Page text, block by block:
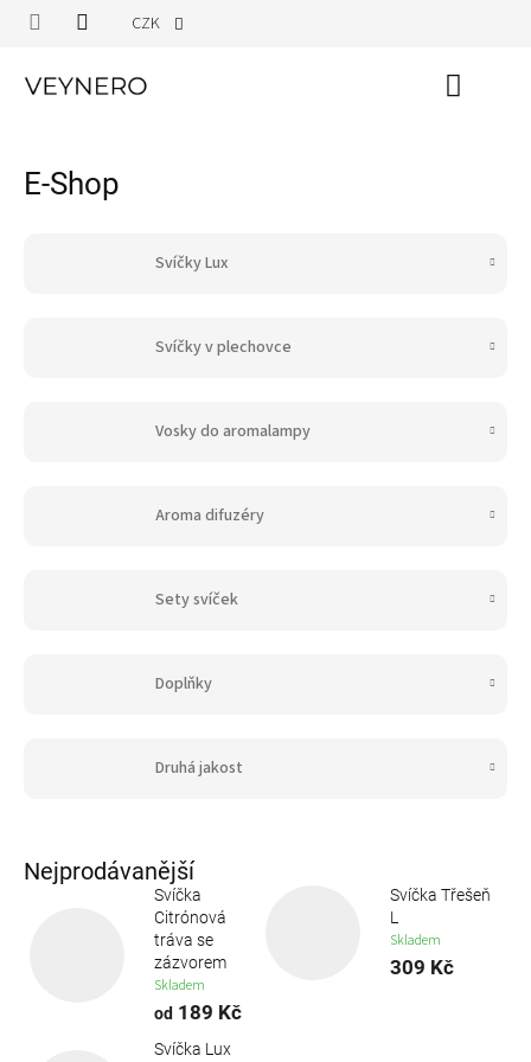
Přejít
CZK
E-Shop
Svíčky Lux
Svíčky v plechovce
Vosky do aromalampy
Aroma difuzéry
Sety svíček
Doplňky
Druhá jakost
Nejprodávanější
Svíčka
Citrónová
tráva se
zázvorem
Skladem
od 189 Kč
Svíčka Třešeň
L
Skladem
309 Kč
Svíčka Lux